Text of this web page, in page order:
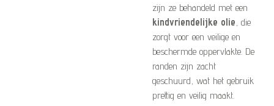
zijn ze behandeld met een
kindvriendelijke olie , die
zorgt voor een veilige en
beschermde oppervlakte. De
randen zijn zacht
geschuurd, wat het gebruik
prettig en veilig maakt.